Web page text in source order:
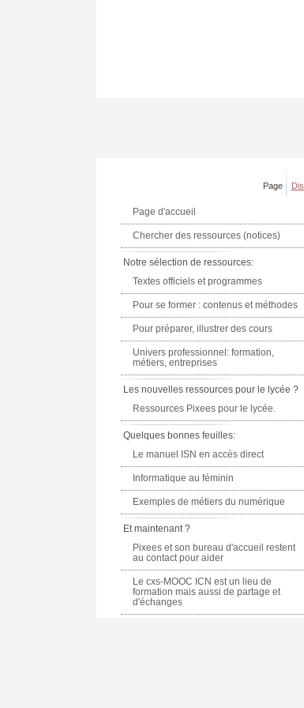
Page
Page d'accueil
Chercher des ressources (notices)
Notre sélection de ressources:
Textes officiels et programmes
Pour se former : contenus et méthodes
Pour préparer, illustrer des cours
Univers professionnel: formation,
métiers, entreprises
Les nouvelles ressources pour le lycée ?
Ressources Pixees pour le lycée.
Quelques bonnes feuilles:
Le manuel ISN en accès direct
Informatique au féminin
Exemples de métiers du numérique
Et maintenant ?
Pixees et son bureau d'accueil restent
au contact pour aider
Le cxs-MOOC ICN est un lieu de
formation mais aussi de partage et
d'échanges